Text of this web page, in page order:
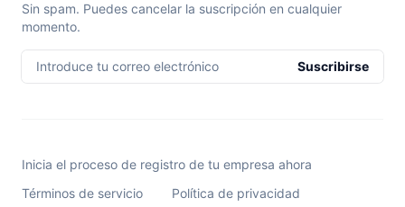
Sin spam. Puedes cancelar la suscripción en cualquier
momento.
Introduce tu correo electrónico Suscribirse
Inicia el proceso de registro de tu empresa ahora
Términos de servicio
Política de privacidad